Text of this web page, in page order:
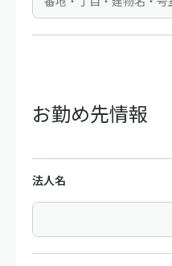
お勤め先情報
法人名